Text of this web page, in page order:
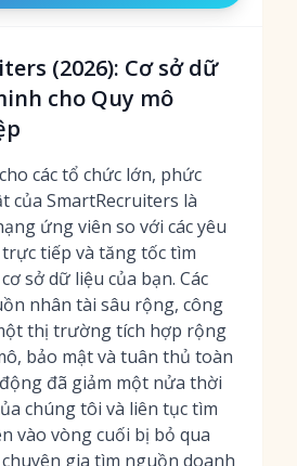
(2026): Cơ sở dữ
cho Quy mô
các tổ chức lớn, phức
của SmartRecruiters là
ứng viên so với các yêu
tiếp và tăng tốc tìm
sở dữ liệu của bạn. Các
nhân tài sâu rộng, công
thị trường tích hợp rộng
bảo mật và tuân thủ toàn
đã giảm một nửa thời
chúng tôi và liên tục tìm
vào vòng cuối bị bỏ qua
gia tìm nguồn doanh